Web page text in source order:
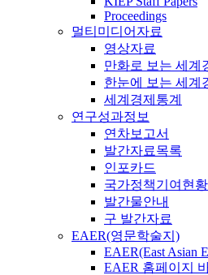
Proceedings
멀티미디어자료
영상자료
만화로 보는 세계
한눈에 보는 세계
세계경제통계
연구성과정보
연차보고서
발간자료목록
인포카드
국가정책기여현황
발간물안내
구 발간자료
EAER(영문학술지)
EAER(East Asian
EAER 홈페이지